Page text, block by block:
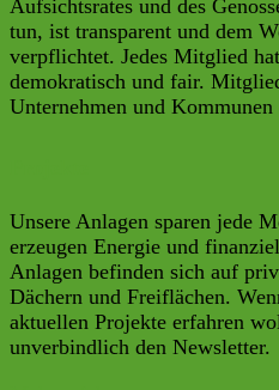
Aufsichtsrates und des
tun, ist transparent und dem
verpflichtet. Jedes Mitglied
demokratisch und fair.
Unternehmen und
Unsere Anlagen sparen jede
erzeugen Energie und
Anlagen befinden sich auf
Dächern und Freiflächen.
aktuellen Projekte erfahren
unverbindlich den Newsletter.